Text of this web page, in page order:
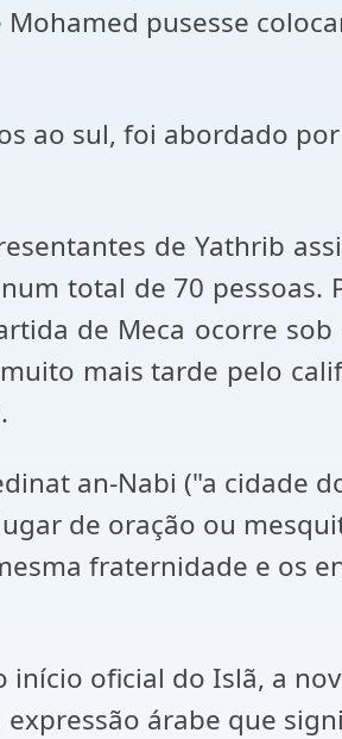
pusesse
ao sul, foi abordado
de Yathrib
total de 70 pessoas.
de Meca ocorre
mais tarde pelo
an-Nabi ("a cidade
de oração ou
fraternidade e os
início oficial do Islã, a
árabe que